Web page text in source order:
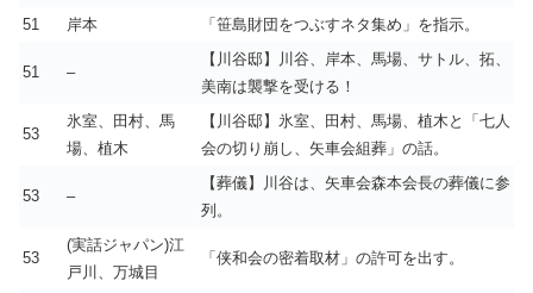
51
岸本 「笹島財団をつぶすネタ集め」を指示。
51 –
【川谷邸】川谷、岸本、馬場、サトル、拓、
美南は襲撃を受ける！
53
氷室、田村、馬
場、植木
【川谷邸】氷室、田村、馬場、植木と「七人
会の切り崩し、矢車会組葬」の話。
53 –
【葬儀】川谷は、矢車会森本会長の葬儀に参
列。
53
(実話ジャパン)江
戸川、万城目
「侠和会の密着取材」の許可を出す。